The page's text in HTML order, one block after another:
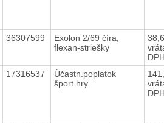
36307599
Exolon 2/69 číra,
flexan-striešky
DPH
17316537
Účastn.poplatok
šport.hry
DPH